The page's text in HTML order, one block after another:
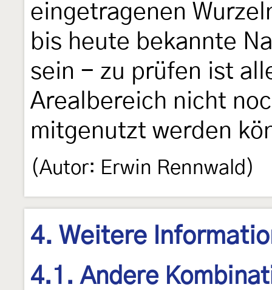
eingetragenen
bis heute bekannte
sein - zu prüfen ist
Arealbereich nicht
mitgenutzt werden
(Autor: Erwin Rennwald)
4. Weitere
4.1. Andere